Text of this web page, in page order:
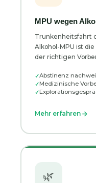
MPU wegen
Trunkenheitsfahrt
Alkohol-MPU ist
der richtigen
Abstinenz
Medizinische
Mehr erfahren
🌿